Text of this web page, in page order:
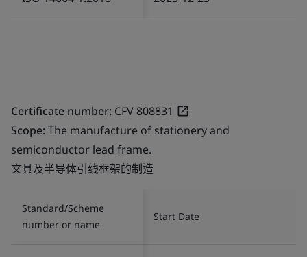
Certificate number: CFV 808831
Scope:The manufacture of stationery and
semiconductor lead frame.
文具及半导体引线框架的制造
Standard/Scheme
number or name
Start Date